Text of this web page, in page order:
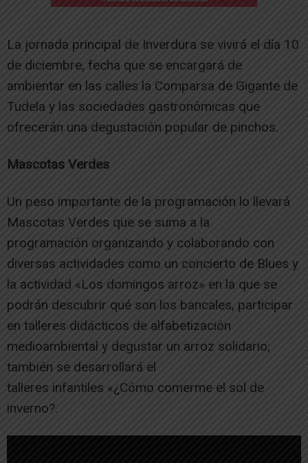
La jornada principal de Inverdura se vivirá el día 10
de diciembre, fecha que se encargará de
ambientar en las calles la Comparsa de Gigante de
Tudela y las sociedades gastronómicas que
ofrecerán una degustación popular de pinchos.
Mascotas Verdes
Un peso importante de la programación lo llevará
Mascotas Verdes que se suma a la
programación organizando y colaborando con
diversas actividades como un concierto de Blues y
la actividad «Los domingos arroz» en la que se
podrán descubrir qué son los bancales, participar
en talleres didácticos de alfabetización
medioambiental y degustar un arroz solidario;
también se desarrollará el
talleres infantiles «¿Cómo comerme el sol de
inverno?.